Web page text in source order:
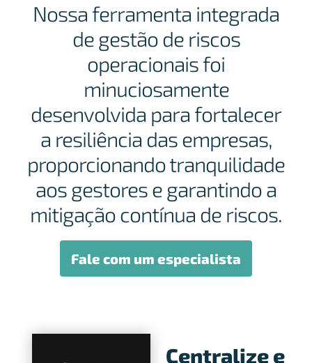
Nossa ferramenta integrada
de gestão de riscos
operacionais foi
minuciosamente
desenvolvida para fortalecer
a resiliência das empresas,
proporcionando tranquilidade
aos gestores e garantindo a
mitigação contínua de riscos.
Fale com um especialista
Centralize e